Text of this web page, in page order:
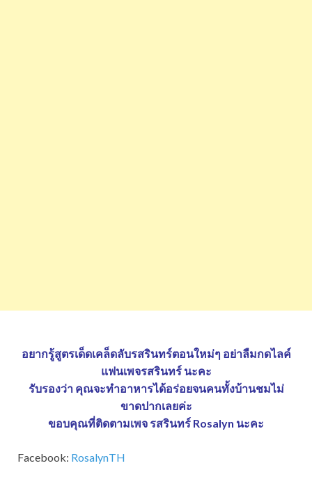
อยากรู้สูตรเด็ดเคล็ดลับรสรินทร์ตอนใหม่ๆ อย่าลืมกดไลค์
แฟนเพจรสรินทร์ นะคะ
รับรองว่า คุณจะทำอาหารได้อร่อยจนคนทั้งบ้านชมไม่
ขาดปากเลยค่ะ
ขอบคุณที่ติดตามเพจ รสรินทร์ Rosalyn นะคะ
Facebook: RosalynTH